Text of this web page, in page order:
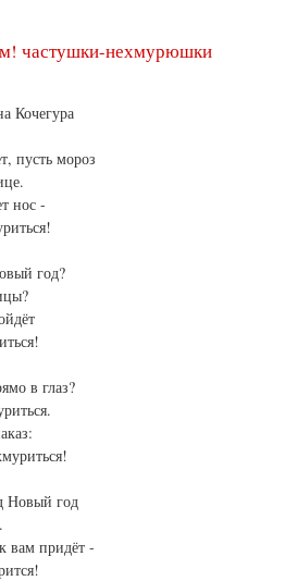
частушки-нехмурюшки
Кочегура
пусть мороз
нос -
год?
в глаз?
Новый год
вам придёт -